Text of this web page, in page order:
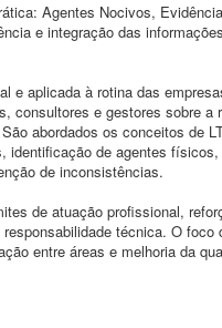
Agentes Nocivos,
e integração das
e aplicada à rotina das
consultores e gestores sobre
abordados os conceitos de
identificação de agentes
de inconsistências.
de atuação profissional,
técnica. O
entre áreas e melhoria da